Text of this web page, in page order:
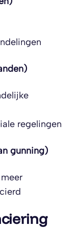
regelingen
gunning)